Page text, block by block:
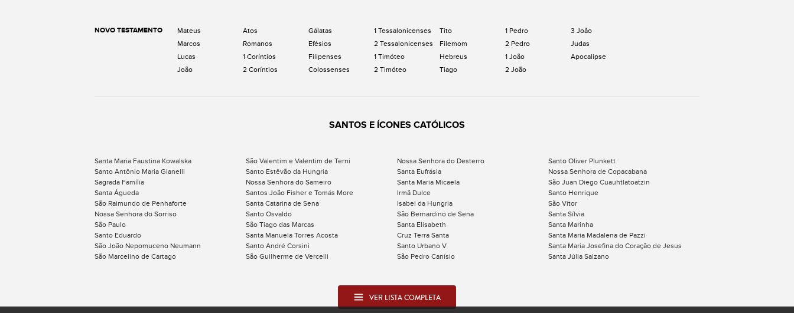
NOVO TESTAMENTO
Mateus
Marcos
Lucas
João
Atos
Romanos
1 Coríntios
2 Coríntios
Gálatas
Efésios
Filipenses
Colossenses
1 Tessalonicenses
2 Tessalonicenses
1 Timóteo
2 Timóteo
Tito
Filemom
Hebreus
Tiago
1 Pedro
2 Pedro
1 João
2 João
3 João
Judas
Apocalipse
SANTOS E ÍCONES CATÓLICOS
Santa Maria Faustina Kowalska São Valentim e Valentim de Terni Nossa Senhora do Desterro
Santo Oliver Plunkett
Santo Antônio Maria Gianelli
Santo Estêvão da Hungria Santa Eufrásia
Nossa Senhora de Copacabana
Sagrada Família
Nossa Senhora do Sameiro Santa Maria Micaela
São Juan Diego Cuauhtlatoatzin
Santa Águeda
Santos João Fisher e Tomás More Irmã Dulce
Santo Henrique
São Raimundo de Penhaforte
Santa Catarina de Sena Isabel da Hungria
São Vítor
Nossa Senhora do Sorriso
Santo Osvaldo São Bernardino de Sena
Santa Sílvia
São Paulo
São Tiago das Marcas Santa Elisabeth
Santa Marinha
Santo Eduardo
Santa Manuela Torres Acosta Cruz Terra Santa
Santa Maria Madalena de Pazzi
São João Nepomuceno Neumann
Santo André Corsini Santo Urbano V
Santa Maria Josefina do Coração de Jesus
São Marcelino de Cartago
São Guilherme de Vercelli São Pedro Canísio Santa Júlia Salzano
VER LISTA COMPLETA